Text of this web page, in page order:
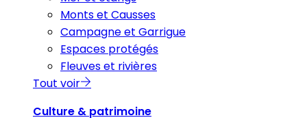
Monts et Causses
Campagne et Garrigue
Espaces protégés
Fleuves et rivières
Tout voir
Culture & patrimoine